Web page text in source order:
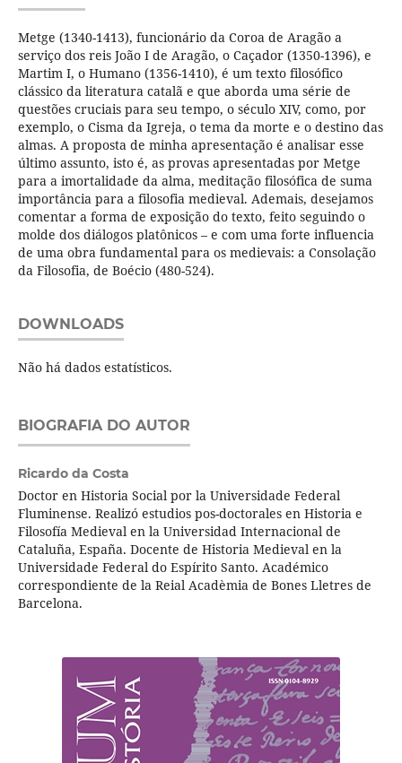
Metge (1340-1413), funcionário da Coroa de Aragão a
serviço dos reis João I de Aragão, o Caçador (1350-1396), e
Martim I, o Humano (1356-1410), é um texto filosófico
clássico da literatura catalã e que aborda uma série de
questões cruciais para seu tempo, o século XIV, como, por
exemplo, o Cisma da Igreja, o tema da morte e o destino das
almas. A proposta de minha apresentação é analisar esse
último assunto, isto é, as provas apresentadas por Metge
para a imortalidade da alma, meditação filosófica de suma
importância para a filosofia medieval. Ademais, desejamos
comentar a forma de exposição do texto, feito seguindo o
molde dos diálogos platônicos – e com uma forte influencia
de uma obra fundamental para os medievais: a Consolação
da Filosofia, de Boécio (480-524).
DOWNLOADS
Não há dados estatísticos.
BIOGRAFIA DO AUTOR
Ricardo da Costa
Doctor en Historia Social por la Universidade Federal
Fluminense. Realizó estudios pos-doctorales en Historia e
Filosofía Medieval en la Universidad Internacional de
Cataluña, España. Docente de Historia Medieval en la
Universidade Federal do Espírito Santo. Académico
correspondiente de la Reial Acadèmia de Bones Lletres de
Barcelona.